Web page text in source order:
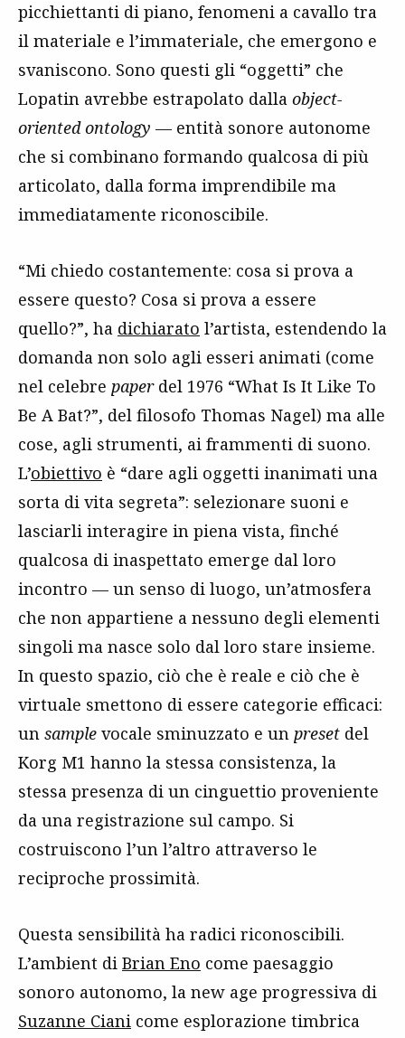
picchiettanti di piano, fenomeni a cavallo tra
il materiale e l’immateriale, che emergono e
svaniscono. Sono questi gli “oggetti” che
Lopatin avrebbe estrapolato dalla object-
oriented ontology — entità sonore autonome
che si combinano formando qualcosa di più
articolato, dalla forma imprendibile ma
immediatamente riconoscibile.
“Mi chiedo costantemente: cosa si prova a
essere questo? Cosa si prova a essere
quello?”, ha dichiarato l’artista, estendendo la
domanda non solo agli esseri animati (come
nel celebre paperdel 1976 “What Is It Like To
Be A Bat?”, del filosofo Thomas Nagel) ma alle
cose, agli strumenti, ai frammenti di suono.
L’obiettivo è “dare agli oggetti inanimati una
sorta di vita segreta”: selezionare suoni e
lasciarli interagire in piena vista, finché
qualcosa di inaspettato emerge dal loro
incontro — un senso di luogo, un’atmosfera
che non appartiene a nessuno degli elementi
singoli ma nasce solo dal loro stare insieme.
In questo spazio, ciò che è reale e ciò che è
virtuale smettono di essere categorie efficaci:
un sample vocale sminuzzato e un preset del
Korg M1 hanno la stessa consistenza, la
stessa presenza di un cinguettio proveniente
da una registrazione sul campo. Si
costruiscono l’un l’altro attraverso le
reciproche prossimità.
Questa sensibilità ha radici riconoscibili.
L’ambient di Brian Eno come paesaggio
sonoro autonomo, la new age progressiva di
Suzanne Ciani come esplorazione timbrica